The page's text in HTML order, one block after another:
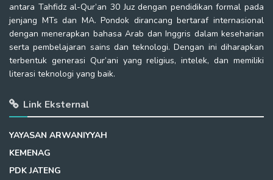
antara Tahfidz al-Qur’an 30 Juz dengan pendidikan formal pada
jenjang MTs dan MA. Pondok dirancang bertaraf internasional
dengan menerapkan bahasa Arab dan Inggris dalam keseharian
serta pembelajaran sains dan teknologi. Dengan ini diharapkan
terbentuk generasi Qur’ani yang religius, intelek, dan memiliki
literasi teknologi yang baik.
Link Eksternal
YAYASAN ARWANIYYAH
KEMENAG
PDK JATENG